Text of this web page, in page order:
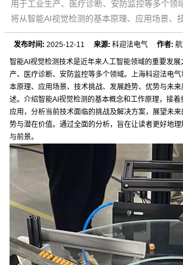
用于工业生产、医疗诊断、安防监控等多个领
将从智能AI视觉检测的基本原理、应用场景、
发布时间: 2025-12-11来源: 科迎法电气作者:
智能AI视觉检测技术是近年来人工智能领域的重要发
产、医疗诊断、安防监控等多个领域。上海科迎法电
本原理、应用场景、技术挑战、发展趋势、优势与未
述。介绍智能AI视觉检测的基本概念和工作原理，接
应用，分析当前技术面临的挑战及解决方案，展望未
势与潜在价值。通过全面的分析，旨在让读者更好地
与前景。